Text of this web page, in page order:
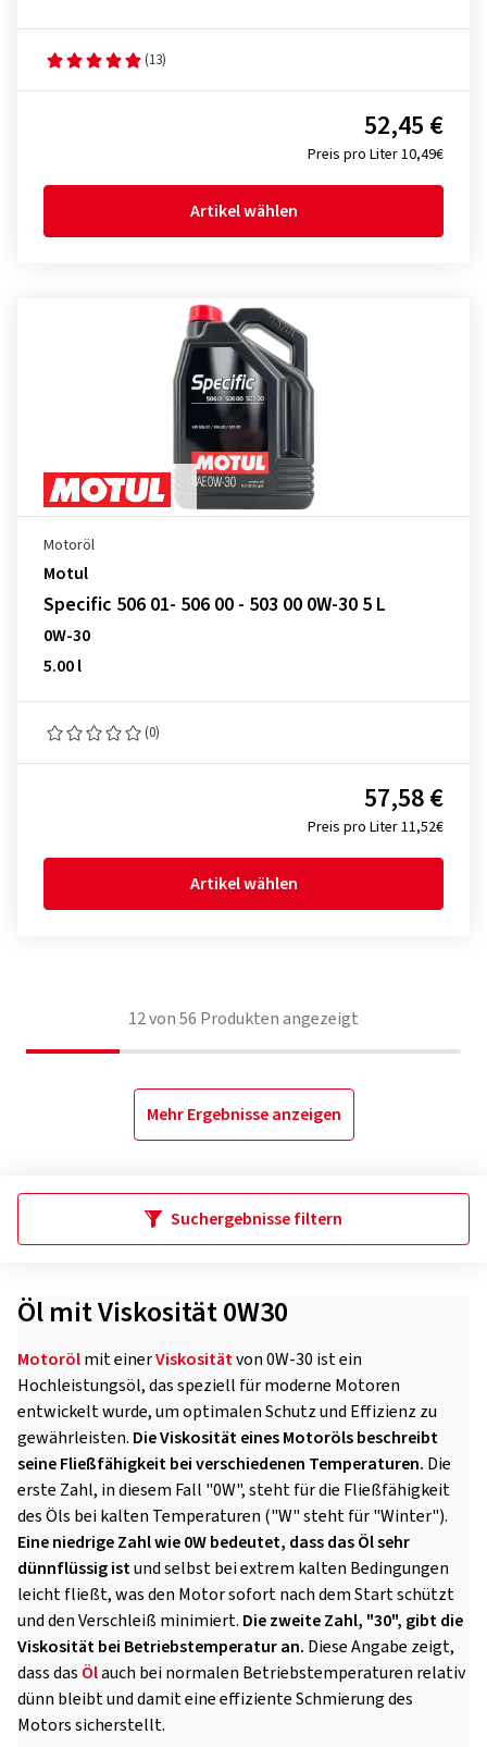
(13)
Preis pro Liter 10,49€
52,45 €
Artikel wählen
Motoröl
Motul
Specific 506 01- 506 00 - 503 00 0W-30 5 L
0W-30
5.00 l
(0)
Preis pro Liter 11,52€
57,58 €
Artikel wählen
12von56 Produkten angezeigt
Mehr Ergebnisse anzeigen
Suchergebnisse filtern
Öl mit Viskosität 0W30
Motorölmit einerViskositätvon 0W-30 ist ein
Hochleistungsöl, das speziell für moderne Motoren
entwickelt wurde, um optimalen Schutz und Effizienz zu
gewährleisten. Die Viskosität eines Motoröls beschreibt
seine Fließfähigkeit bei verschiedenen Temperaturen. Die
erste Zahl, in diesem Fall "0W", steht für die Fließfähigkeit
des Öls bei kalten Temperaturen ("W" steht für "Winter").
Eine niedrige Zahl wie 0W bedeutet, dass das Öl sehr
dünnflüssig istund selbst bei extrem kalten Bedingungen
leicht fließt, was den Motor sofort nach dem Start schützt
und den Verschleiß minimiert. Die zweite Zahl, "30", gibt die
Viskosität bei Betriebstemperatur an. Diese Angabe zeigt,
dass das Ölauch bei normalen Betriebstemperaturen relativ
dünn bleibt und damit eine effiziente Schmierung des
Motors sicherstellt.